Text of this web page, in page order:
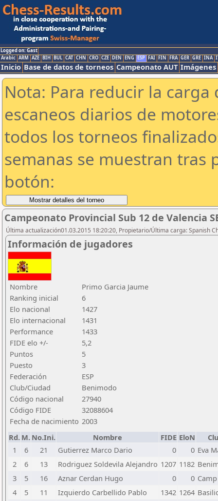
Logged on: Gast
Arabic ARM AZE BIH BUL CAT CHN CRO CZE DEN ENG ESP FAI FIN FRA GER GRE INA
Inicio Base de datos de torneos Campeonato AUT Imágenes
Nota: Para reducir la
escaneos diarios de
todos los torneos
semanas se muestran tras
botón:
Campeonato Provincial Sub 12 de Valencia
Última actualización01.03.2015 18:20:20, Propietario/Última carga: Spanish
Información de jugadores
Nombre
Primo Garcia Jaume
Ranking inicial
6
Elo nacional
1427
Elo internacional
1431
Performance
1433
FIDE elo +/-
5,2
Puntos
5
Puesto
3
Federación
ESP
Club/Ciudad
Benimodo
Código nacional
27940
Código FIDE
32088604
Fecha de nacimiento 2003
Rd. M. No.Ini. Nombre FIDE EloN
1
6 21 Gutierrez Marco Dario 0 0 Eva
2
6 13 Rodriguez Soldevila Alejandro 1207 1182
3
5 16 Aznar Cerdan Hugo 0 0
4
5 11 Izquierdo Carbellido Pablo 1342 1264